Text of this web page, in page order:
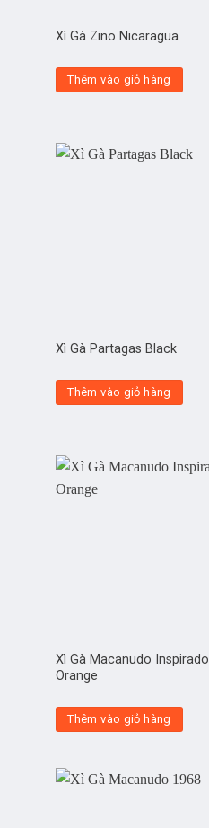
Xì Gà Zino Nicaragua
Thêm vào giỏ hàng
Xì Gà Partagas Black
Thêm vào giỏ hàng
Xì Gà Macanudo Inspirado
Orange
Thêm vào giỏ hàng